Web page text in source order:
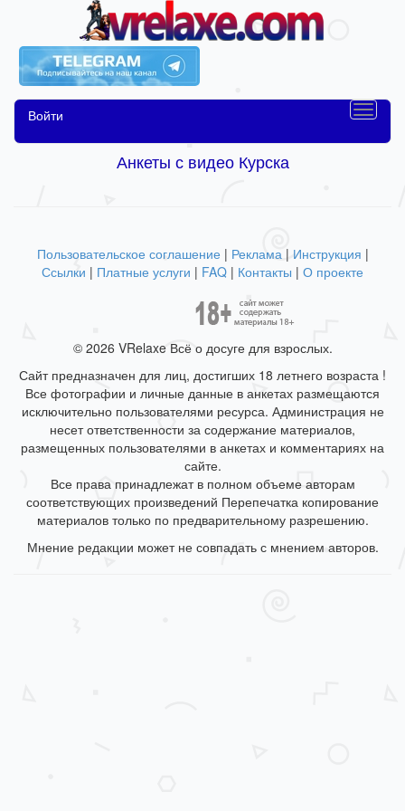
Войти
Анкеты с видео Курска
Пользовательское соглашение | Реклама| Инструкция |
Ссылки | Платные услуги | FAQ | Контакты | О проекте
© 2026 VRelaxe Всё о досуге для взрослых.
Сайт предназначен для лиц, достигших 18 летнего возраста !
Все фотографии и личные данные в анкетах размещаются
исключительно пользователями ресурса. Администрация не
несет ответственности за содержание материалов,
размещенных пользователями в анкетах и комментариях на
сайте.
Все права принадлежат в полном объеме авторам
соответствующих произведений Перепечатка копирование
материалов только по предварительному разрешению.
Мнение редакции может не совпадать с мнением авторов.